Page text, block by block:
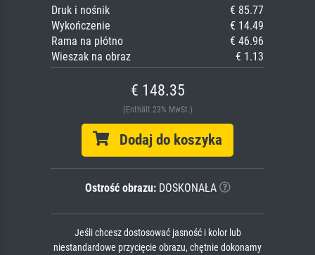
Druk i nośnik
€ 85.77
Wykończenie
€ 14.49
Rama na płótno
€ 46.96
Wieszak na obraz
€ 1.13
€ 148.35
(Enthält 23% MwSt.)
Dodaj do koszyka
Ostrość obrazu:DOSKONAŁA
Jeśli chcesz dostosować jasność i kolor lub
niestandardowe przycięcie obrazu, chętnie dokonamy